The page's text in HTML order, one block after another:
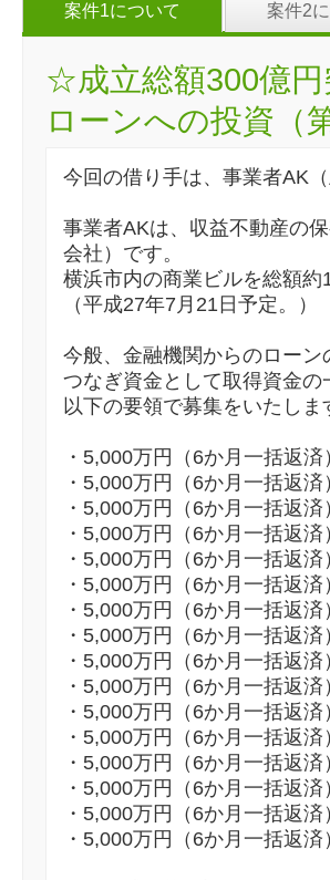
案件1について 案件2
☆成立総額300億
ローンへの投資（
今回の借り手は、事業者AK
事業者AKは、収益不動産の
会社）です。
横浜市内の商業ビルを総額
（平成27年7月21日予定。）
今般、金融機関からのロー
つなぎ資金として取得資金の
以下の要領で募集をいたしま
・5,000万円（6か月一括返済
・5,000万円（6か月一括返済
・5,000万円（6か月一括返済
・5,000万円（6か月一括返済
・5,000万円（6か月一括返済
・5,000万円（6か月一括返済
・5,000万円（6か月一括返済
・5,000万円（6か月一括返済
・5,000万円（6か月一括返済
・5,000万円（6か月一括返済
・5,000万円（6か月一括返済
・5,000万円（6か月一括返済
・5,000万円（6か月一括返済
・5,000万円（6か月一括返済
・5,000万円（6か月一括返済
・5,000万円（6か月一括返済